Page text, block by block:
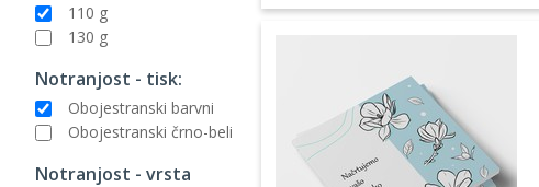
110 g
130 g
Notranjost - tisk:
Obojestranski barvni
Obojestranski črno-beli
Notranjost - vrsta